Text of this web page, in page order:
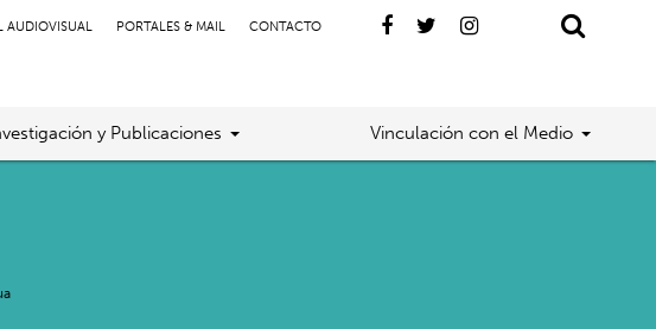
AUDIOVISUAL PORTALES & MAIL CONTACTO
y Publicaciones Vinculación con el Medio